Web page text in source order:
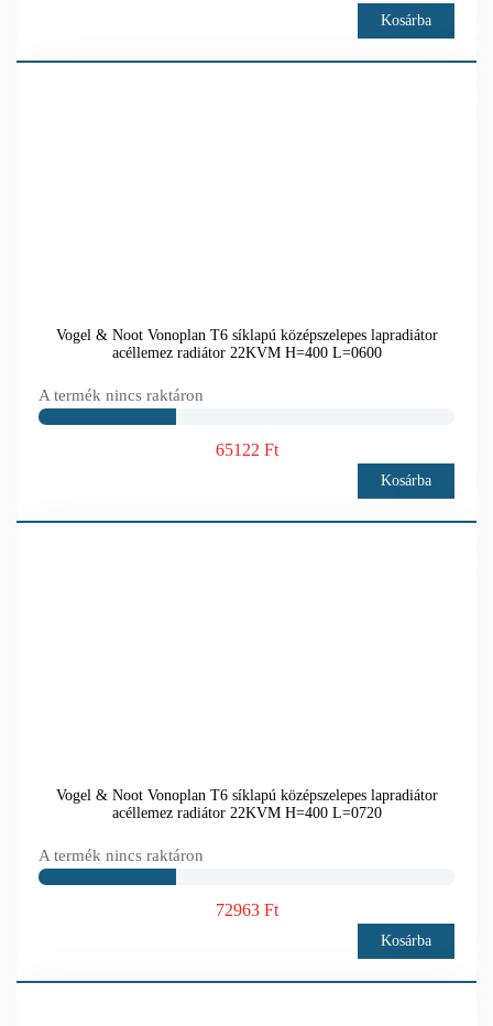
Kosárba
Vogel & Noot Vonoplan T6 síklapú középszelepes lapradiátor
acéllemez radiátor 22KVM H=400 L=0600
A termék nincs raktáron
65122 Ft
Kosárba
Vogel & Noot Vonoplan T6 síklapú középszelepes lapradiátor
acéllemez radiátor 22KVM H=400 L=0720
A termék nincs raktáron
72963 Ft
Kosárba